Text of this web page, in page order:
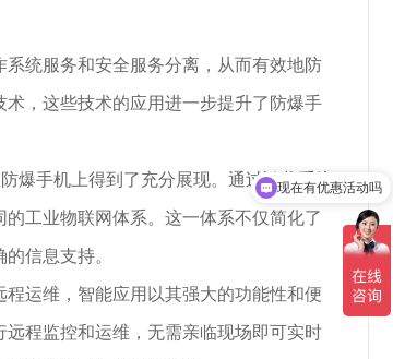
统服务和安全服务分离，从而有效地防
，这些技术的应用进一步提升了防爆手
爆手机上得到了充分展现。通过鸿蒙系统
工业物联网体系。这一体系不仅简化了
信息支持。
运维，智能应用以其强大的功能性和便
程监控和运维，无需亲临现场即可实时
可以介绍下你们的产品么
现在有优惠活动吗